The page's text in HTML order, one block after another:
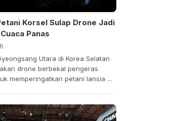
Korsel Sulap Drone Jadi
Panas
Utara di Korea Selatan
drone berbekal pengeras
memperingatkan petani lansia ...